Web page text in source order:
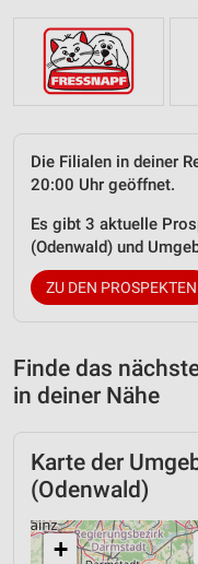
Die Filialen in deiner
20:00 Uhr geöffnet.
Es gibt 3 aktuelle
(Odenwald) und
ZU DEN PROSPEKTEN
Finde das
in deiner Nähe
Karte der
(Odenwald)
+